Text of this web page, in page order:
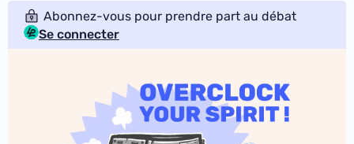
Abonnez-vous pour prendre part au débat
Se connecter